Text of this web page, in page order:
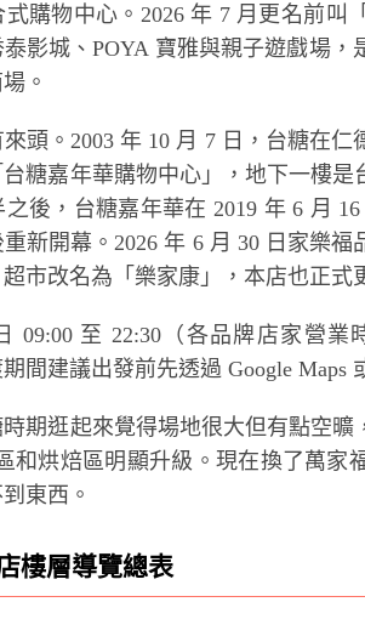
購物中心。2026 年 7 月更名前叫
影城、POYA 寶雅與親子遊戲場
。
頭。2003 年 10 月 7 日，台糖在
糖嘉年華購物中心」，地下一樓是
後，台糖嘉年華在 2019 年 6 月
新開幕。2026 年 6 月 30 日家樂
市改名為「樂家康」，本店也正式
09:00 至 22:30（各品牌店家營業
間建議出發前先透過 Google Maps
期逛起來覺得場地很大但有點空
和烘焙區明顯升級。現在換了萬家
東西。
樓層導覽總表